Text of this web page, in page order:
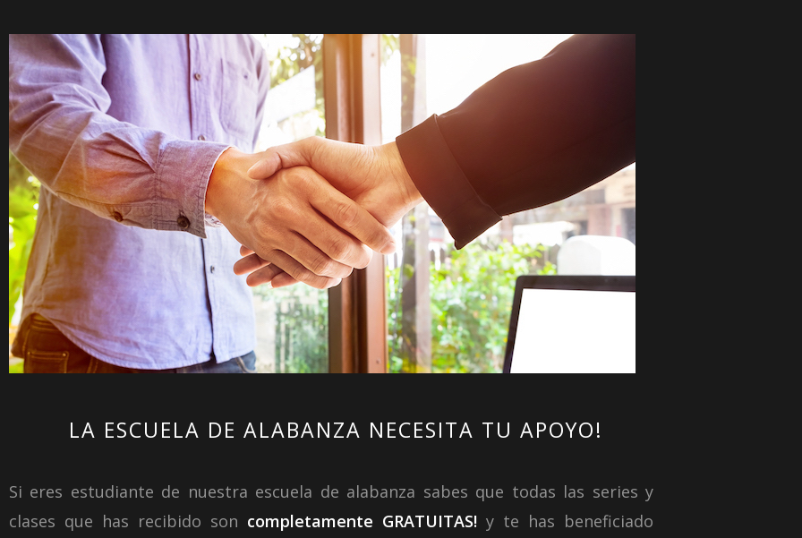
LA ESCUELA DE ALABANZA NECESITA TU APOYO!
Si eres estudiante de nuestra escuela de alabanza sabes que todas las series y
clases que has recibido son completamente GRATUITAS! y te has beneficiado